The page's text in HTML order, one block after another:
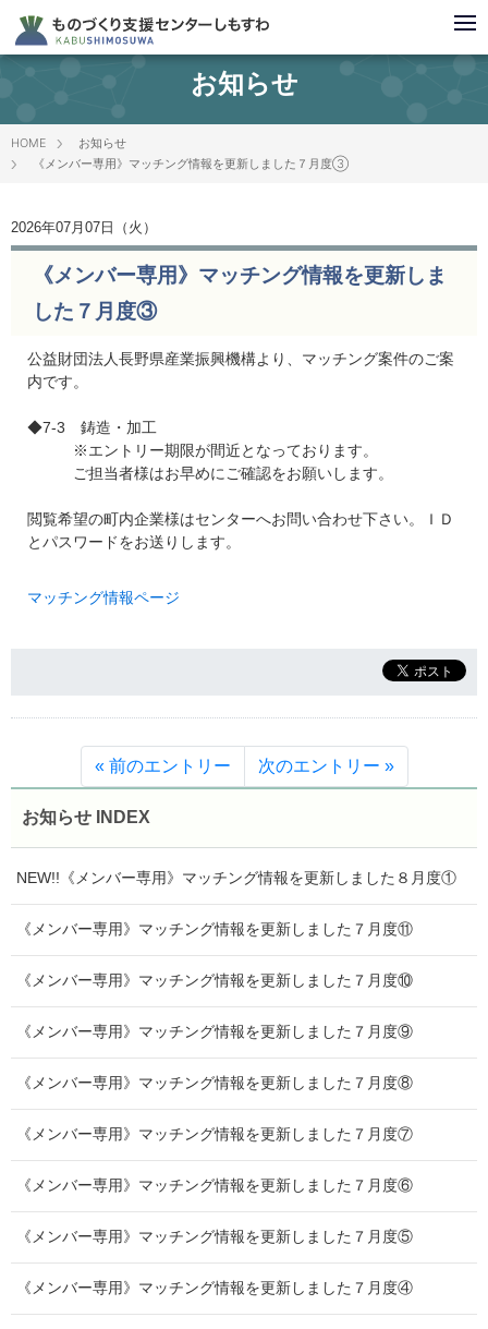
お知らせ
HOME
お知らせ
《メンバー専用》マッチング情報を更新しました７月度③
2026年07月07日（火）
《メンバー専用》マッチング情報を更新しま
した７月度③
公益財団法人長野県産業振興機構より、マッチング案件のご案
内です。
◆7-3 鋳造・加工
※エントリー期限が間近となっております。
ご担当者様はお早めにご確認をお願いします。
閲覧希望の町内企業様はセンターへお問い合わせ下さい。ＩＤ
とパスワードをお送りします。
マッチング情報ページ
« 前のエントリー 次のエントリー »
お知らせ INDEX
NEW!!《メンバー専用》マッチング情報を更新しました８月度①
《メンバー専用》マッチング情報を更新しました７月度⑪
《メンバー専用》マッチング情報を更新しました７月度⑩
《メンバー専用》マッチング情報を更新しました７月度⑨
《メンバー専用》マッチング情報を更新しました７月度⑧
《メンバー専用》マッチング情報を更新しました７月度⑦
《メンバー専用》マッチング情報を更新しました７月度⑥
《メンバー専用》マッチング情報を更新しました７月度⑤
《メンバー専用》マッチング情報を更新しました７月度④